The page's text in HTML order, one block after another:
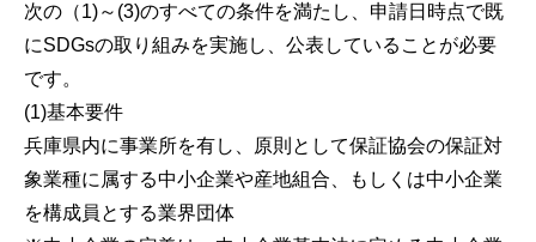
次の（1)～(3)のすべての条件を満たし、申請日時点で既
にSDGsの取り組みを実施し、公表していることが必要
です。
(1)基本要件
兵庫県内に事業所を有し、原則として保証協会の保証対
象業種に属する中小企業や産地組合、もしくは中小企業
を構成員とする業界団体